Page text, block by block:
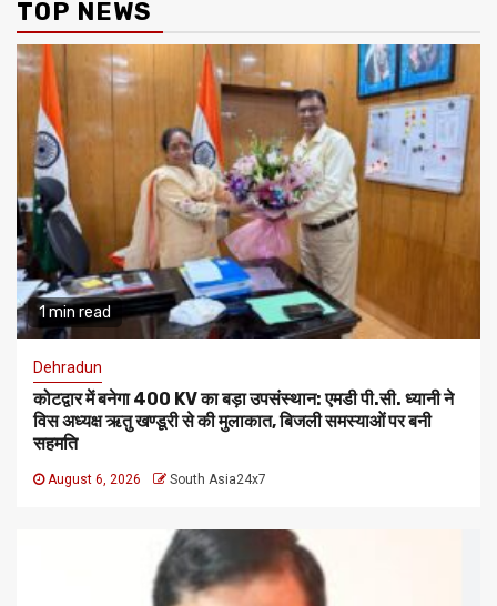
TOP NEWS
1 min read
Dehradun
कोटद्वार में बनेगा 400 KV का बड़ा उपसंस्थान: एमडी पी.सी. ध्यानी ने
विस अध्यक्ष ऋतु खण्डूरी से की मुलाकात, बिजली समस्याओं पर बनी
सहमति
August 6, 2026 South Asia24x7